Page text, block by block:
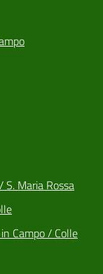
S. Maria Rossa
Campo / Colle